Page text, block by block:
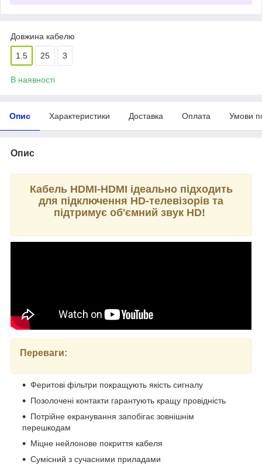
Довжина кабелю
1.5 25 3
В наявності
Опис Характеристики Доставка Оплата Умови
Опис
Кабель HDMI-HDMI ідеально підходить
для підключення HD-телевізорів та
підтримує об'ємний звук HD!
Переваги:
Феритові фільтри покращують якість сигналу
Позолочені контакти гарантують кращу провідність
Потрійне екранування запобігає зовнішнім
перешкодам
Міцне нейлонове покриття кабеля
Сумісний з сучасними приладами